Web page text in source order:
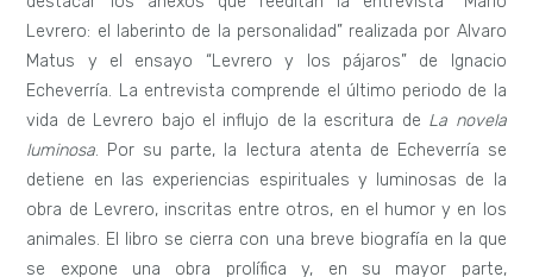
Levrero: el laberinto de la personalidad” realizada por Alvaro
Matus y el ensayo “Levrero y los pájaros” de Ignacio
Echeverría. La entrevista comprende el último periodo de la
vida de Levrero bajo el influjo de la escritura de La novela
luminosa. Por su parte, la lectura atenta de Echeverría se
detiene en las experiencias espirituales y luminosas de la
obra de Levrero, inscritas entre otros, en el humor y en los
animales. El libro se cierra con una breve biografía en la que
se expone una obra prolífica y, en su mayor parte,